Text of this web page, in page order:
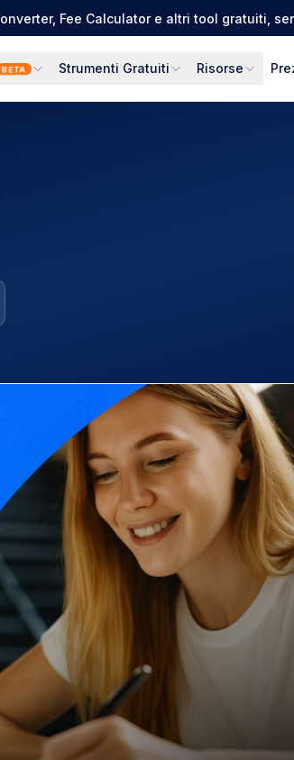
Fee Calculator e altri tool gratuiti,
BETA Strumenti Gratuiti Risorse